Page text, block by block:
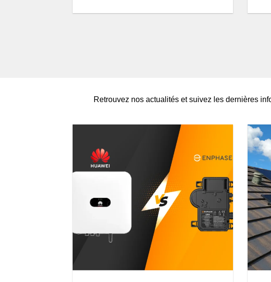
Retrouvez nos actualités et suivez les dernières